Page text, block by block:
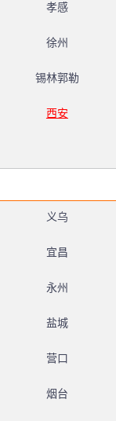
孝感
徐州
锡林郭勒
西安
义乌
宜昌
永州
盐城
营口
烟台